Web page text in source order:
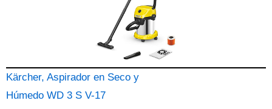
Kärcher, Aspirador en Seco y
Húmedo WD 3 S V-17